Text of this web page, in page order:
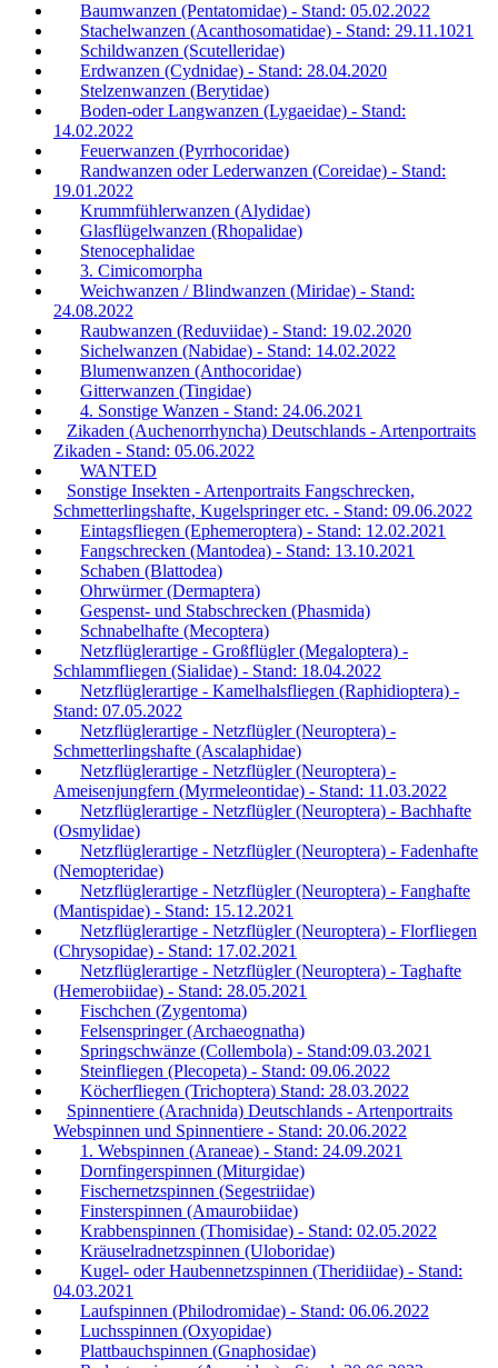
Baumwanzen (Pentatomidae) - Stand: 05.02.2022
Stachelwanzen (Acanthosomatidae) - Stand: 29.11.1021
Schildwanzen (Scutelleridae)
Erdwanzen (Cydnidae) - Stand: 28.04.2020
Stelzenwanzen (Berytidae)
Boden-oder Langwanzen (Lygaeidae) - Stand:
14.02.2022
Feuerwanzen (Pyrrhocoridae)
Randwanzen oder Lederwanzen (Coreidae) - Stand:
19.01.2022
Krummfühlerwanzen (Alydidae)
Glasflügelwanzen (Rhopalidae)
Stenocephalidae
3. Cimicomorpha
Weichwanzen / Blindwanzen (Miridae) - Stand:
24.08.2022
Raubwanzen (Reduviidae) - Stand: 19.02.2020
Sichelwanzen (Nabidae) - Stand: 14.02.2022
Blumenwanzen (Anthocoridae)
Gitterwanzen (Tingidae)
4. Sonstige Wanzen - Stand: 24.06.2021
Zikaden (Auchenorrhyncha) Deutschlands - Artenportraits
Zikaden - Stand: 05.06.2022
WANTED
Sonstige Insekten - Artenportraits Fangschrecken,
Schmetterlingshafte, Kugelspringer etc. - Stand: 09.06.2022
Eintagsfliegen (Ephemeroptera) - Stand: 12.02.2021
Fangschrecken (Mantodea) - Stand: 13.10.2021
Schaben (Blattodea)
Ohrwürmer (Dermaptera)
Gespenst- und Stabschrecken (Phasmida)
Schnabelhafte (Mecoptera)
Netzflüglerartige - Großflügler (Megaloptera) -
Schlammfliegen (Sialidae) - Stand: 18.04.2022
Netzflüglerartige - Kamelhalsfliegen (Raphidioptera) -
Stand: 07.05.2022
Netzflüglerartige - Netzflügler (Neuroptera) -
Schmetterlingshafte (Ascalaphidae)
Netzflüglerartige - Netzflügler (Neuroptera) -
Ameisenjungfern (Myrmeleontidae) - Stand: 11.03.2022
Netzflüglerartige - Netzflügler (Neuroptera) - Bachhafte
(Osmylidae)
Netzflüglerartige - Netzflügler (Neuroptera) - Fadenhafte
(Nemopteridae)
Netzflüglerartige - Netzflügler (Neuroptera) - Fanghafte
(Mantispidae) - Stand: 15.12.2021
Netzflüglerartige - Netzflügler (Neuroptera) - Florfliegen
(Chrysopidae) - Stand: 17.02.2021
Netzflüglerartige - Netzflügler (Neuroptera) - Taghafte
(Hemerobiidae) - Stand: 28.05.2021
Fischchen (Zygentoma)
Felsenspringer (Archaeognatha)
Springschwänze (Collembola) - Stand:09.03.2021
Steinfliegen (Plecopeta) - Stand: 09.06.2022
Köcherfliegen (Trichoptera) Stand: 28.03.2022
Spinnentiere (Arachnida) Deutschlands - Artenportraits
Webspinnen und Spinnentiere - Stand: 20.06.2022
1. Webspinnen (Araneae) - Stand: 24.09.2021
Dornfingerspinnen (Miturgidae)
Fischernetzspinnen (Segestriidae)
Finsterspinnen (Amaurobiidae)
Krabbenspinnen (Thomisidae) - Stand: 02.05.2022
Kräuselradnetzspinnen (Uloboridae)
Kugel- oder Haubennetzspinnen (Theridiidae) - Stand:
04.03.2021
Laufspinnen (Philodromidae) - Stand: 06.06.2022
Luchsspinnen (Oxyopidae)
Plattbauchspinnen (Gnaphosidae)